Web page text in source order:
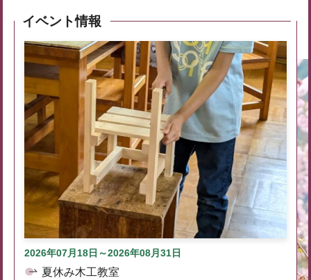
イベント情報
2026年07月18日～2026年08月31日
夏休み木工教室